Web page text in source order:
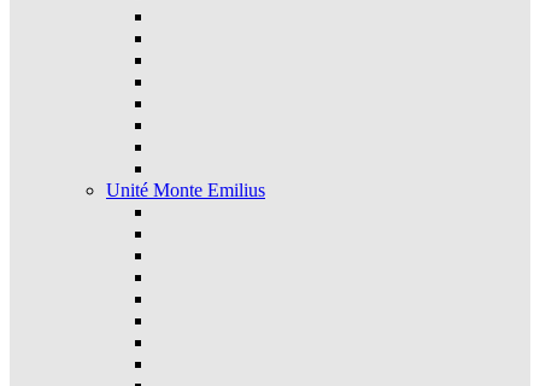
Unité Monte Emilius